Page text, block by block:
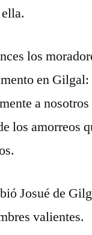
los
en
a
los amorreos
Josué de
valientes.